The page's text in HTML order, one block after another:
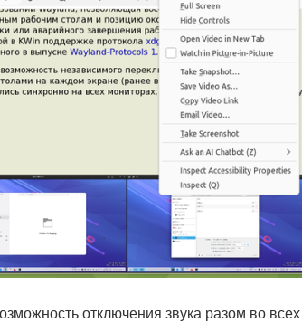
отключения звука разом во